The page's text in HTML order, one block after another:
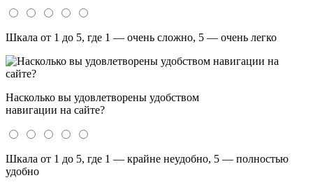
Шкала от 1 до 5, где 1 — очень сложно, 5 — очень легко
Насколько вы удовлетворены удобством
навигации на сайте?
Шкала от 1 до 5, где 1 — крайне неудобно, 5 — полностью
удобно